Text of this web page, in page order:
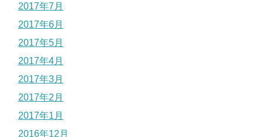
2017年7月
2017年6月
2017年5月
2017年4月
2017年3月
2017年2月
2017年1月
2016年12月